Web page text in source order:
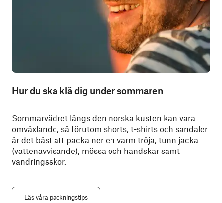
Hur du ska klä dig under sommaren
Sommarvädret längs den norska kusten kan vara
omväxlande, så förutom shorts, t-shirts och sandaler
är det bäst att packa ner en varm tröja, tunn jacka
(vattenavvisande), mössa och handskar samt
vandringsskor.
Läs våra packningstips